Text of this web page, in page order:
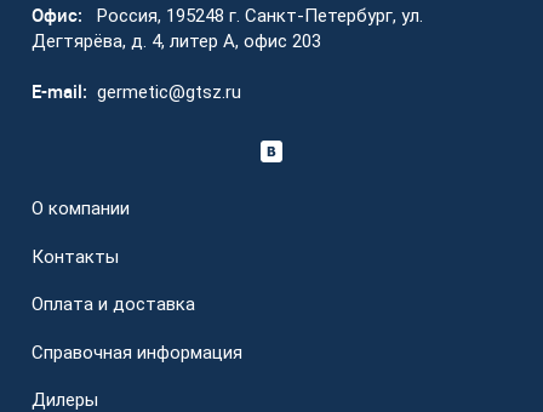
Офис:
Россия, 195248 г. Санкт-Петербург, ул.
Дегтярёва, д. 4, литер А, офис 203
E-mail: germetic@gtsz.ru
О компании
Контакты
Оплата и доставка
Справочная информация
Дилеры